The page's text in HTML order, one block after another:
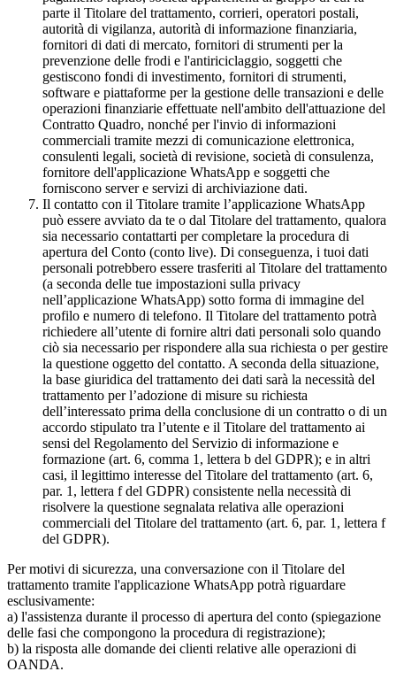
parte il Titolare del trattamento, corrieri, operatori postali,
autorità di vigilanza, autorità di informazione finanziaria,
fornitori di dati di mercato, fornitori di strumenti per la
prevenzione delle frodi e l'antiriciclaggio, soggetti che
gestiscono fondi di investimento, fornitori di strumenti,
software e piattaforme per la gestione delle transazioni e delle
operazioni finanziarie effettuate nell'ambito dell'attuazione del
Contratto Quadro, nonché per l'invio di informazioni
commerciali tramite mezzi di comunicazione elettronica,
consulenti legali, società di revisione, società di consulenza,
fornitore dell'applicazione WhatsApp e soggetti che
forniscono server e servizi di archiviazione dati.
Il contatto con il Titolare tramite l’applicazione WhatsApp
può essere avviato da te o dal Titolare del trattamento, qualora
sia necessario contattarti per completare la procedura di
apertura del Conto (conto live). Di conseguenza, i tuoi dati
personali potrebbero essere trasferiti al Titolare del trattamento
(a seconda delle tue impostazioni sulla privacy
nell’applicazione WhatsApp) sotto forma di immagine del
profilo e numero di telefono. Il Titolare del trattamento potrà
richiedere all’utente di fornire altri dati personali solo quando
ciò sia necessario per rispondere alla sua richiesta o per gestire
la questione oggetto del contatto. A seconda della situazione,
la base giuridica del trattamento dei dati sarà la necessità del
trattamento per l’adozione di misure su richiesta
dell’interessato prima della conclusione di un contratto o di un
accordo stipulato tra l’utente e il Titolare del trattamento ai
sensi del Regolamento del Servizio di informazione e
formazione (art. 6, comma 1, lettera b del GDPR); e in altri
casi, il legittimo interesse del Titolare del trattamento (art. 6,
par. 1, lettera f del GDPR) consistente nella necessità di
risolvere la questione segnalata relativa alle operazioni
commerciali del Titolare del trattamento (art. 6, par. 1, lettera f
del GDPR).
Per motivi di sicurezza, una conversazione con il Titolare del
trattamento tramite l'applicazione WhatsApp potrà riguardare
esclusivamente:
a) l'assistenza durante il processo di apertura del conto (spiegazione
delle fasi che compongono la procedura di registrazione);
b) la risposta alle domande dei clienti relative alle operazioni di
OANDA.